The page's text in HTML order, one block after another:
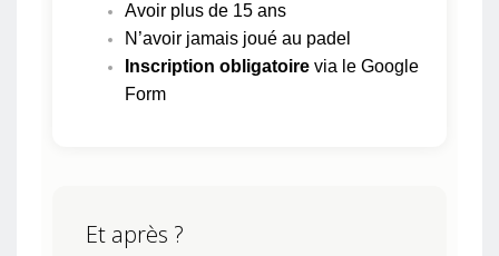
Avoir plus de 15 ans
N’avoir jamais joué au padel
Inscription obligatoire via le Google
Form
Et après ?